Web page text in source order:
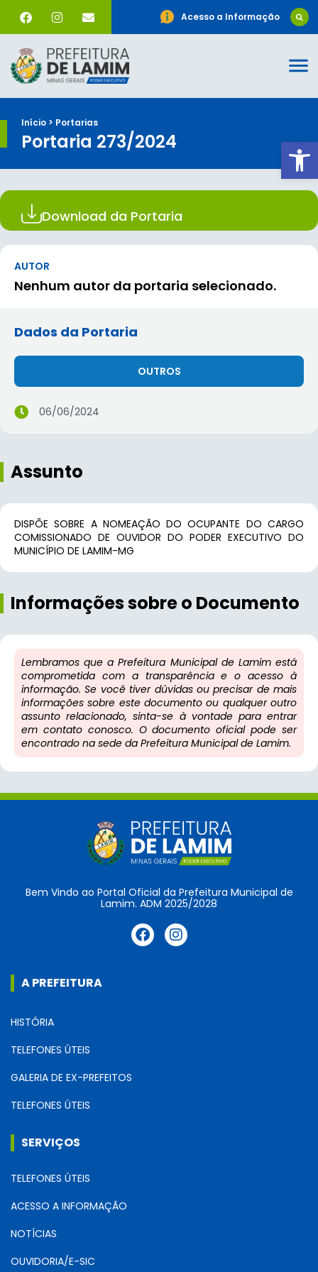
Acesso a Informação
Início > Portarias
Portaria 273/2024
Download da Portaria
AUTOR
Nenhum autor da portaria selecionado.
Dados da Portaria
OUTROS
06/06/2024
Assunto
DISPÕE SOBRE A NOMEAÇÃO DO OCUPANTE DO CARGO
COMISSIONADO DE OUVIDOR DO PODER EXECUTIVO DO
MUNICÍPIO DE LAMIM-MG
Informações sobre o Documento
Lembramos que a Prefeitura Municipal de Lamim está
comprometida com a transparência e o acesso à
informação. Se você tiver dúvidas ou precisar de mais
informações sobre este documento ou qualquer outro
assunto relacionado, sinta-se à vontade para entrar
em contato conosco. O documento oficial pode ser
encontrado na sede da Prefeitura Municipal de Lamim.
Bem Vindo ao Portal Oficial da Prefeitura Municipal de
Lamim. ADM 2025/2028
A PREFEITURA
HISTÓRIA
TELEFONES ÚTEIS
GALERIA DE EX-PREFEITOS
TELEFONES ÚTEIS
SERVIÇOS
TELEFONES ÚTEIS
ACESSO A INFORMAÇÃO
NOTÍCIAS
OUVIDORIA/E-SIC